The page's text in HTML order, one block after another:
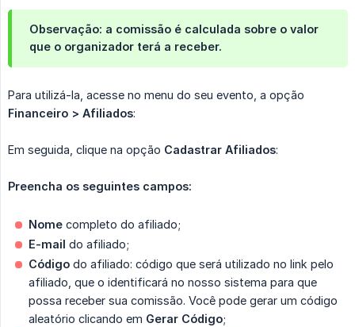
Observação: a comissão é calculada sobre o valor
que o organizador terá a receber.
Para utilizá-la, acesse no menu do seu evento, a opção
Financeiro > Afiliados:
Em seguida, clique na opção Cadastrar Afiliados:
Preencha os seguintes campos:
Nome completo do afiliado;
E-mail do afiliado;
Código do afiliado: código que será utilizado no link pelo
afiliado, que o identificará no nosso sistema para que
possa receber sua comissão. Você pode gerar um código
aleatório clicando em Gerar Código;